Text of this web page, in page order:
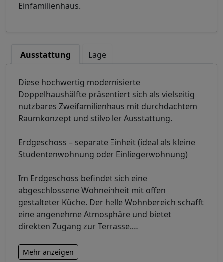
Einfamilienhaus.
Ausstattung Lage
Diese hochwertig modernisierte
Doppelhaushälfte präsentiert sich als vielseitig
nutzbares Zweifamilienhaus mit durchdachtem
Raumkonzept und stilvoller Ausstattung.
Erdgeschoss – separate Einheit (ideal als kleine
Studentenwohnung oder Einliegerwohnung)
Im Erdgeschoss befindet sich eine
abgeschlossene Wohneinheit mit offen
gestalteter Küche. Der helle Wohnbereich schafft
eine angenehme Atmosphäre und bietet
direkten Zugang zur Terrasse.…
Mehr anzeigen